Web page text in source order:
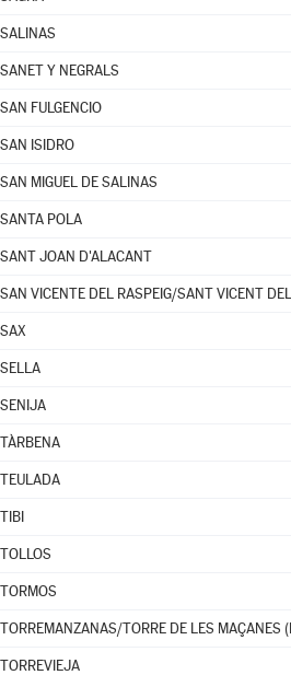
SALINAS
SANET Y NEGRALS
SAN FULGENCIO
SAN ISIDRO
SAN MIGUEL DE SALINAS
SANTA POLA
SANT JOAN D'ALACANT
SAN VICENTE DEL RASPEIG/SANT VICENT
SAX
SELLA
SENIJA
TÀRBENA
TEULADA
TIBI
TOLLOS
TORMOS
TORREMANZANAS/TORRE DE LES MAÇANES
TORREVIEJA